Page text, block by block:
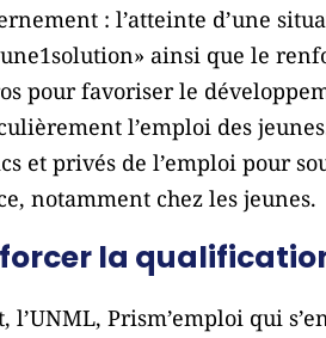
: l’atteinte d’une
ainsi que le
pour favoriser le
l’emploi des
et privés de l’emploi pour
notamment chez les jeunes.
la
l’UNML, Prism’emploi qui